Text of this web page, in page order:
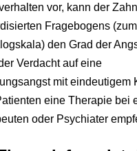
vor, kann der
Fragebogens
den Grad der
Verdacht auf eine
mit eindeutigem
eine Therapie bei
oder Psychiater